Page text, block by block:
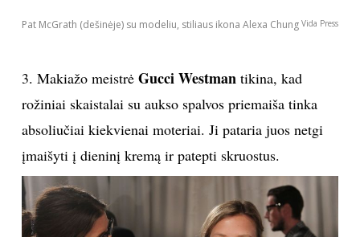
Pat McGrath (dešinėje) su modeliu, stiliaus ikona Alexa Chung Vida Press
3. Makiažo meistrė Gucci Westman tikina, kad
rožiniai skaistalai su aukso spalvos priemaiša tinka
absoliučiai kiekvienai moteriai. Ji pataria juos netgi
įmaišyti į dieninį kremą ir patepti skruostus.